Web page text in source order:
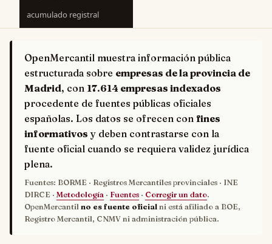
acumulado registral
OpenMercantil muestra información pública
estructurada sobre empresas de la provincia de
Madrid, con 17.614 empresas indexados
procedente de fuentes públicas oficiales
españolas. Los datos se ofrecen con fines
informativos y deben contrastarse con la
fuente oficial cuando se requiera validez jurídica
plena.
Fuentes: BORME · Registros Mercantiles provinciales · INE
DIRCE · Metodología · Fuentes · Corregir un dato.
OpenMercantil no es fuente oficial ni está afiliado a BOE,
Registro Mercantil, CNMV ni administración pública.